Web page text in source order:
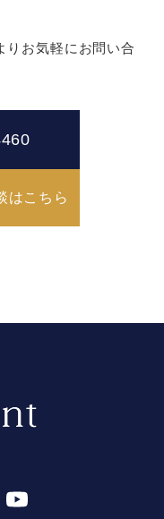
りお気軽にお問い合
はこちら